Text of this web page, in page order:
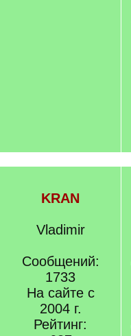
KRAN
Vladimir
Сообщений:
1733
На сайте с
2004 г.
Рейтинг: